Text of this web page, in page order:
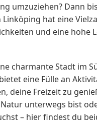
umzuziehen? Dann
hat eine
und eine hohe
charmante Stadt im
eine Fülle an
deine Freizeit zu
unterwegs bist
– hier findest du